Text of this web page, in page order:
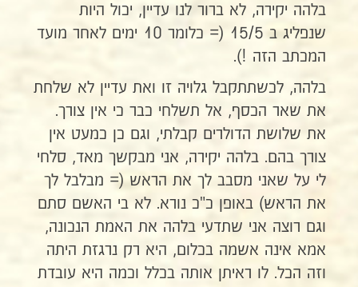
בלהה יקירה, לא ברור לנו עדיין, יכול היות
שנפליג ב 15/5 (= כלומר 10 ימים לאחר מועד
המכתב הזה !).
בלהה, לכשתתקבל גלויה זו ואת עדיין לא שלחת
את שאר הכסף, אל תשלחי כבר כי אין צורך.
את שלושת הדולרים קבלתי, וגם כן כמעט אין
צורך בהם. בלהה יקירה, אני מבקשך מאד, סלחי
לי על שאני מסבב לך את הראש (= מבלבל לך
את הראש) באופן כ"כ נורא. לא בי האשם סתם
וגם רוצה אני שתדעי בלהה את האמת הנכונה,
אמא אינה אשמה בכלום, היא רק נרגזת היתה
וזה הכל. לו ראיתן אותה בכלל וכמה היא עובדת